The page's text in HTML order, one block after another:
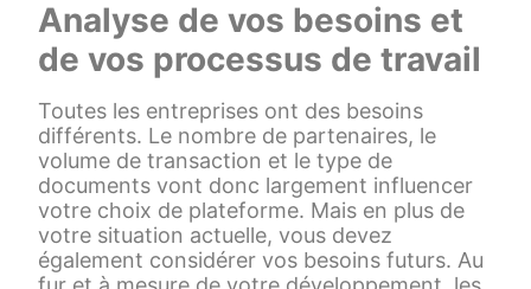
Analyse de vos besoins et
de vos processus de travail
Toutes les entreprises ont des besoins
différents. Le nombre de partenaires, le
volume de transaction et le type de
documents vont donc largement influencer
votre choix de plateforme. Mais en plus de
votre situation actuelle, vous devez
également considérer vos besoins futurs. Au